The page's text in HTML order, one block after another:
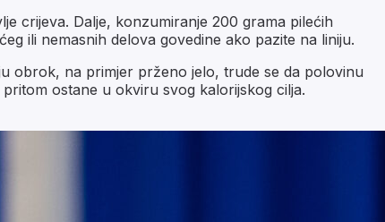
crijeva. Dalje, konzumiranje 200 grama pilećih
ili nemasnih delova govedine ako pazite na liniju.
obrok, na primjer prženo jelo, trude se da polovinu
ostane u okviru svog kalorijskog cilja.